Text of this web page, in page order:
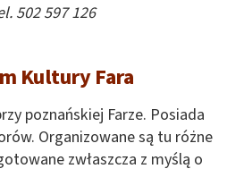
502 597 126
Kultury Fara
poznańskiej Farze. Posiada
Organizowane są tu różne
zwłaszcza z myślą o